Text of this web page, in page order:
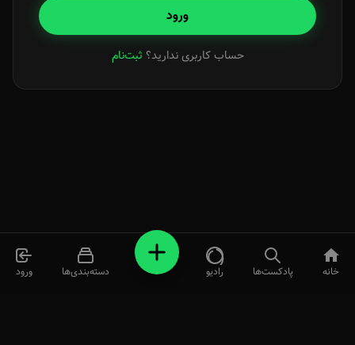
ورود
حساب کاربری ندارید؟ ثبت‌نام
خانه پادکست‌ها رادیو دسته‌بندی‌ها ورود